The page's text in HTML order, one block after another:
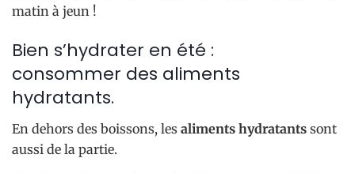
matin à jeun !
Bien s’hydrater en été :
consommer des aliments
hydratants.
En dehors des boissons, les aliments hydratants sont
aussi de la partie.